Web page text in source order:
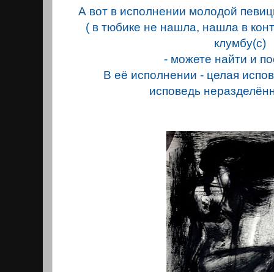
А вот в исполнении молодой
( в тюбике не нашла, нашла в
клумбу(с)
- можете найти и
В её исполнении - целая
исповедь